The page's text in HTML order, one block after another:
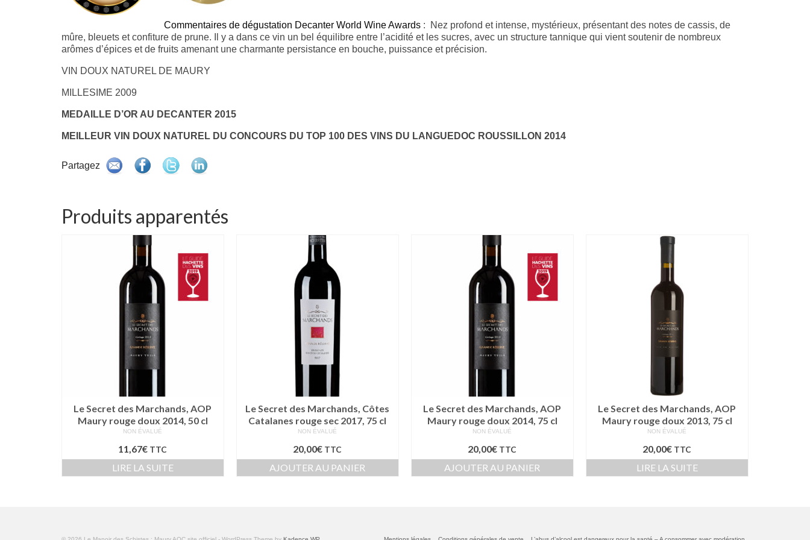
Commentaires de dégustation Decanter World Wine Awards : Nez profond et intense, mystérieux, présentant des notes de cassis, de
mûre, bleuets et confiture de prune. Il y a dans ce vin un bel équilibre entre l’acidité et les sucres, avec un structure tannique qui vient soutenir de nombreux
arômes d’épices et de fruits amenant une charmante persistance en bouche, puissance et précision.
VIN DOUX NATUREL DE MAURY
MILLESIME 2009
MEDAILLE D’OR AU DECANTER 2015
MEILLEUR VIN DOUX NATUREL DU CONCOURS DU TOP 100 DES VINS DU LANGUEDOC ROUSSILLON 2014
Partagez
Produits apparentés
Le Secret des Marchands, AOP
Maury rouge doux 2014, 50 cl
NON ÉVALUÉ
11,67€ TTC
LIRE LA SUITE
Le Secret des Marchands, Côtes
Catalanes rouge sec 2017, 75 cl
NON ÉVALUÉ
20,00€ TTC
AJOUTER AU PANIER
Le Secret des Marchands, AOP
Maury rouge doux 2014, 75 cl
NON ÉVALUÉ
20,00€ TTC
AJOUTER AU PANIER
Le Secret des Marchands, AOP
Maury rouge doux 2013, 75 cl
NON ÉVALUÉ
20,00€ TTC
LIRE LA SUITE